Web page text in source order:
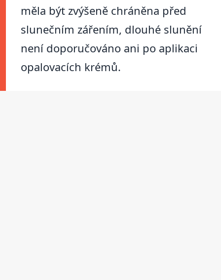
měla být zvýšeně chráněna před
slunečním zářením, dlouhé slunění
není doporučováno ani po aplikaci
opalovacích krémů.